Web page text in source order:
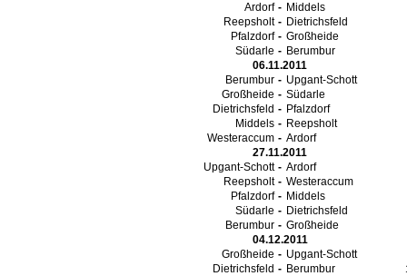
Ardorf - Middels
Reepsholt - Dietrichsfeld
Pfalzdorf - Großheide
Südarle - Berumbur
06.11.2011
Berumbur - Upgant-Schott
Großheide - Südarle
Dietrichsfeld - Pfalzdorf
Middels - Reepsholt
Westeraccum - Ardorf
27.11.2011
Upgant-Schott - Ardorf
Reepsholt - Westeraccum
Pfalzdorf - Middels
Südarle - Dietrichsfeld
Berumbur - Großheide
04.12.2011
Großheide - Upgant-Schott
Dietrichsfeld - Berumbur